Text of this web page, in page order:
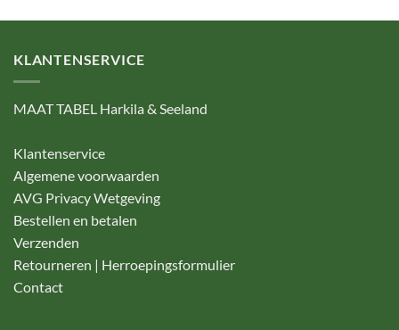
KLANTENSERVICE
MAAT TABEL Harkila & Seeland
Klantenservice
Algemene voorwaarden
AVG Privacy Wetgeving
Bestellen en betalen
Verzenden
Retourneren | Herroepingsformulier
Contact